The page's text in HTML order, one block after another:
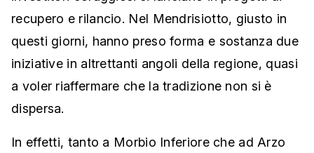
recupero e rilancio. Nel Mendrisiotto, giusto in
questi giorni, hanno preso forma e sostanza due
iniziative in altrettanti angoli della regione, quasi
a voler riaffermare che la tradizione non si è
dispersa.
In effetti, tanto a Morbio Inferiore che ad Arzo